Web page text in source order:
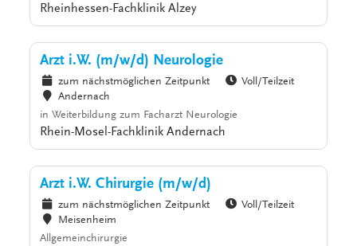
Rheinhessen-Fachklinik Alzey
Arzt i.W. (m/w/d) Neurologie
zum nächstmöglichen Zeitpunkt
Voll/Teilzeit
Andernach
in Weiterbildung zum Facharzt Neurologie
Rhein-Mosel-Fachklinik Andernach
Arzt i.W. Chirurgie (m/w/d)
zum nächstmöglichen Zeitpunkt
Voll/Teilzeit
Meisenheim
Allgemeinchirurgie